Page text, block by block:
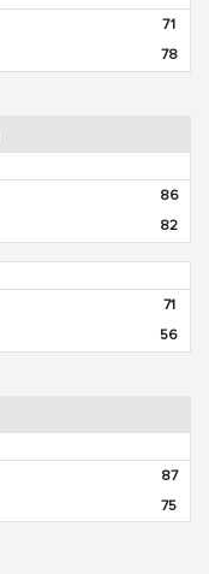
71
78
86
82
71
56
87
75